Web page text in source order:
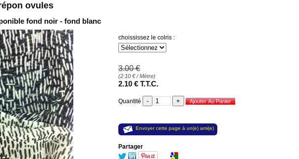
ovules
fond noir - fond blanc
choississez le colris :
3.00 €
(2.10 €/ Mètre)
2.10 € T.T.C.
Quantité
Envoyer cette page à un(e) ami(e)
Partager